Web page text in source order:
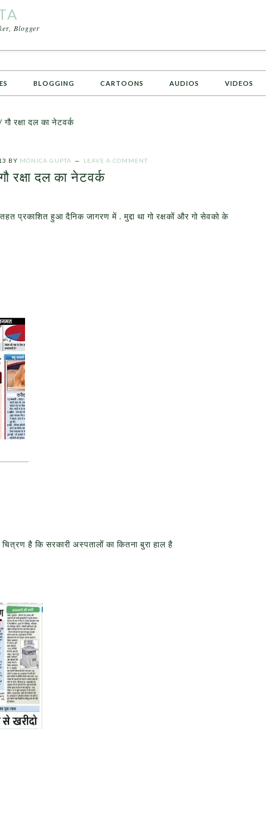
Blogger
BLOGGING CARTOONS AUDIOS VIDEOS
गौ रक्षा दल का नेटवर्क
BY MONICA GUPTA LEAVE A COMMENT
रक्षा दल का नेटवर्क
तहत प्रकाशित हुआ दैनिक जागरण में . मुद्दा था गो रक्षकों और गो सेवको के
है कि सरकारी अस्पतालोंं का कितना बुरा हाल है